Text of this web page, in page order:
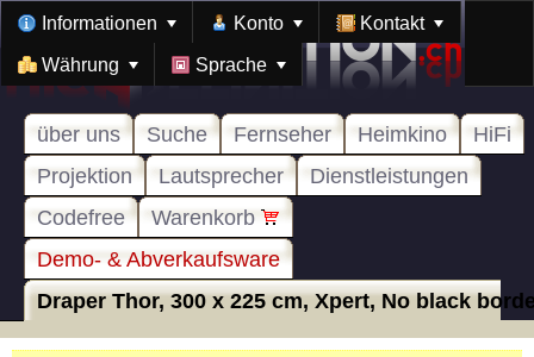
Informationen Konto Kontakt
Währung Sprache
über uns Suche Fernseher Heimkino
HiFi
Projektion
Lautsprecher
Dienstleistungen
Codefree
Warenkorb
Demo- & Abverkaufsware
Draper Thor, 300 x 225 cm, Xpert, No black